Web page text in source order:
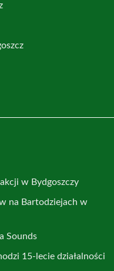
w Bydgoszczy
na Bartodziejach w
Sounds
15-lecie działalności